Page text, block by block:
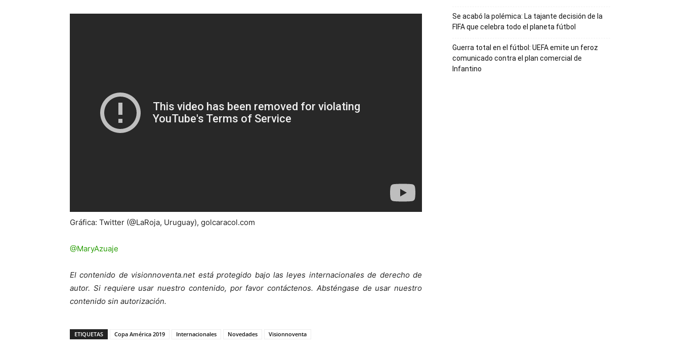
Gráfica: Twitter (@LaRoja, Uruguay), golcaracol.com
@MaryAzuaje
El contenido de visionnoventa.net está protegido bajo las leyes internacionales de derecho de
autor. Si requiere usar nuestro contenido, por favor contáctenos. Absténgase de usar nuestro
contenido sin autorización.
ETIQUETAS Copa América 2019 Internacionales Novedades Visionnoventa
Se acabó la polémica: La tajante decisión de la
FIFA que celebra todo el planeta fútbol
Guerra total en el fútbol: UEFA emite un feroz
comunicado contra el plan comercial de
Infantino